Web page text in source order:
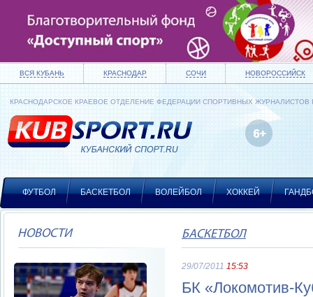
ВСЯ КУБАНЬ КРАСНОДАР СОЧИ НОВОРОССИЙСК
КРАСНОДАРСКОЕ КРАЕВОЕ ОТДЕЛЕНИЕ ФЕДЕРАЦИИ СПОРТИВНЫХ ЖУРНАЛИСТОВ
ФУТБОЛ БАСКЕТБОЛ ВОЛЕЙБОЛ ХОККЕЙ
НОВОСТИ БАСКЕТБОЛ
29/07/2011 15:53
БК «Локомотив-